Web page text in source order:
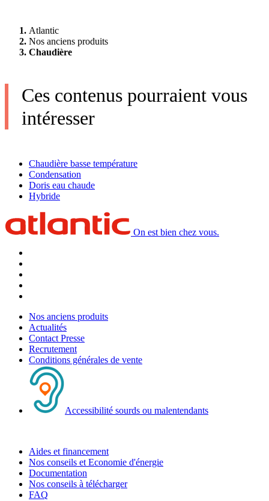
Atlantic
Nos anciens produits
Chaudière
Ces contenus pourraient vous
intéresser
Chaudière basse température
Condensation
Doris eau chaude
Hybride
On est bien chez vous.
Nos anciens produits
Actualités
Contact Presse
Recrutement
Conditions générales de vente
Accessibilité sourds ou malentendants
Aides et financement
Nos conseils et Economie d'énergie
Documentation
Nos conseils à télécharger
FAQ